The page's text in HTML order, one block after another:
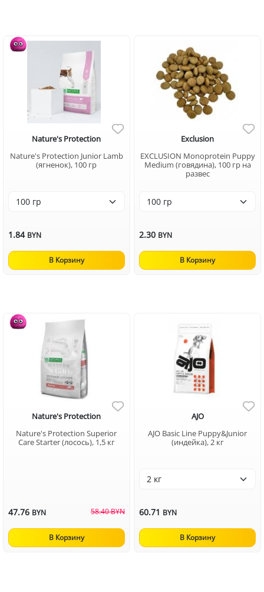
Nature's Protection
Nature's Protection Junior Lamb
(ягненок), 100 гр
1.84 BYN
В Корзину
Exclusion
EXCLUSION Monoprotein Puppy
Medium (говядина), 100 гр на
развес
2.30 BYN
В Корзину
Nature's Protection
Nature's Protection Superior
Care Starter (лосось), 1,5 кг
47.76 BYN 58.40 BYN
В Корзину
AJO
AJO Basic Line Puppy&Junior
(индейка), 2 кг
60.71 BYN
В Корзину